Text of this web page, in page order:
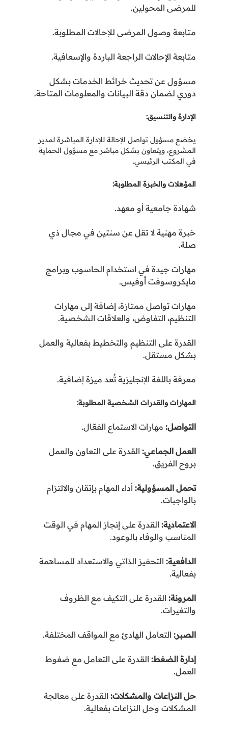
للمرضى المحولين.
متابعة وصول المرضى للإحالات المطلوبة.
متابعة الإحالات الراجعة الباردة والإسعافية.
مسؤول عن تحديث خرائط الخدمات بشكل
دوري لضمان دقة البيانات والمعلومات المتاحة.
الإدارة والتنسيق:
يخضع مسؤول تواصل الإحالة للإدارة المباشرة لمدير
المشروع، ويتعاون بشكل مباشر مع مسؤول الحماية
في المكتب الرئيسي.
المؤهلات والخبرة المطلوبة:
شهادة جامعية أو معهد.
خبرة مهنية لا تقل عن سنتين في مجال ذي
صلة.
مهارات جيدة في استخدام الحاسوب وبرامج
مايكروسوفت أوفيس.
مهارات تواصل ممتازة، إضافة إلى مهارات
التنظيم، التفاوض، والعلاقات الشخصية.
القدرة على التنظيم والتخطيط بفعالية والعمل
بشكل مستقل.
معرفة باللغة الإنجليزية تُعد ميزة إضافية.
المهارات والقدرات الشخصية المطلوبة:
التواصل: مهارات الاستماع الفعّال.
العمل الجماعي: القدرة على التعاون والعمل
بروح الفريق.
تحمل المسؤولية: أداء المهام بإتقان والالتزام
بالواجبات.
الاعتمادية: القدرة على إنجاز المهام في الوقت
المناسب والوفاء بالوعود.
الدافعية: التحفيز الذاتي والاستعداد للمساهمة
بفعالية.
المرونة: القدرة على التكيف مع الظروف
والتغيرات.
الصبر: التعامل الهادئ مع المواقف المختلفة.
إدارة الضغط: القدرة على التعامل مع ضغوط
العمل.
حل النزاعات والمشكلات: القدرة على معالجة
المشكلات وحل النزاعات بفعالية.